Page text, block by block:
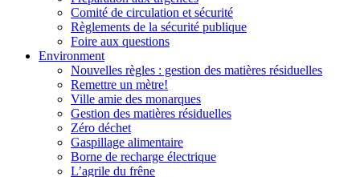
Comité de circulation et sécurité
Règlements de la sécurité publique
Foire aux questions
Environment
Nouvelles règles : gestion des matières résiduelles
Remettre un mètre!
Ville amie des monarques
Gestion des matières résiduelles
Zéro déchet
Gaspillage alimentaire
Borne de recharge électrique
L’agrile du frêne